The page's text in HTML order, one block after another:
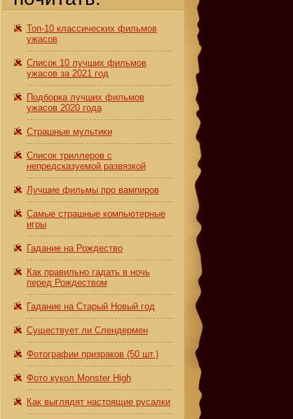
Топ-10 классических фильмов
ужасов
Список 10 лучших фильмов
ужасов за 2021 год
Подборка лучших фильмов
ужасов 2020 года
Страшные мультики
Список триллеров с
непредсказуемой развязкой
Лучшие фильмы про вампиров
Самые страшные компьютерные
игры
Гадание на Рождество
Как правильно гадать в ночь
перед Рождеством
Гадание на Старый Новый год
Существует ли Слендермен
Фотографии призраков (50 шт.)
Фото кукол Monster High
Как выглядят настоящие русалки